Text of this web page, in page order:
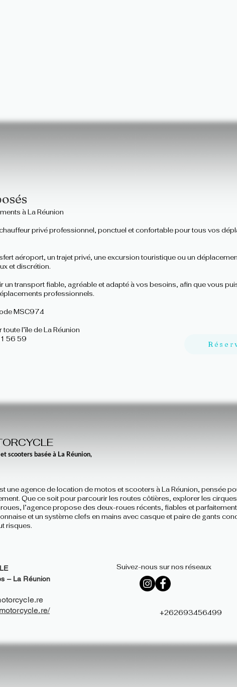
à La Réunion
privé professionnel, ponctuel et confortable pour tous vos
aéroport, un trajet privé, une excursion touristique ou un
et discrétion.
un transport fiable, agréable et adapté à vos besoins, afin que vous
professionnels.
MSC974
l’île de La Réunion
56 59
scooters basée à La Réunion,
une agence de location de motos et scooters à La Réunion, pensée
Que ce soit pour parcourir les routes côtières, explorer les
l’agence propose des deux-roues récents, fiables et
et un système clefs en mains avec casque et paire de gants
risques.
– La Réunion
Suivez-nous sur nos réseaux
+262693456499